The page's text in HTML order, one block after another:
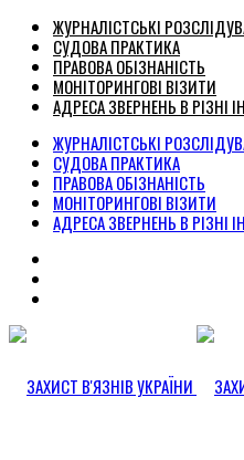
ЖУРНАЛІСТСЬКІ
СУДОВА ПРАКТИКА
ПРАВОВА ОБІЗНАНІСТЬ
МОНІТОРИНГОВІ ВІЗИТИ
АДРЕСА ЗВЕРНЕНЬ В РІЗНІ
ЖУРНАЛІСТСЬКІ
СУДОВА ПРАКТИКА
ПРАВОВА ОБІЗНАНІСТЬ
МОНІТОРИНГОВІ ВІЗИТИ
АДРЕСА ЗВЕРНЕНЬ В РІЗНІ